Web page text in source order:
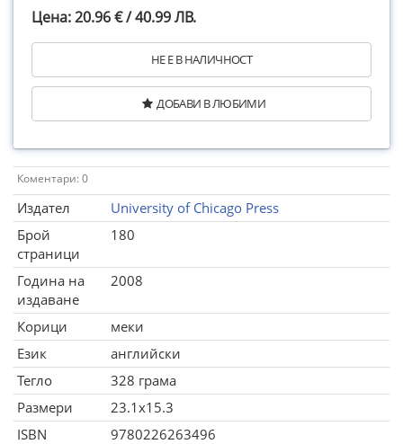
Цена: 20.96 € / 40.99 ЛВ.
НЕ Е В НАЛИЧНОСТ
ДОБАВИ В ЛЮБИМИ
Коментари: 0
Издател
University of Chicago Press
Брой
страници
180
Година на
издаване
2008
Корици
меки
Език
английски
Тегло
328 грама
Размери
23.1x15.3
ISBN
9780226263496